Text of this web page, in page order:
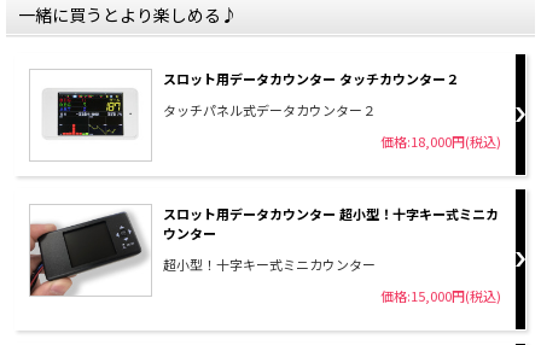
一緒に買うとより楽しめる♪
スロット用データカウンター タッチカウンター２
タッチパネル式データカウンター２
価格:18,000円(税込)
スロット用データカウンター 超小型！十字キー式ミニカ
ウンター
超小型！十字キー式ミニカウンター
価格:15,000円(税込)